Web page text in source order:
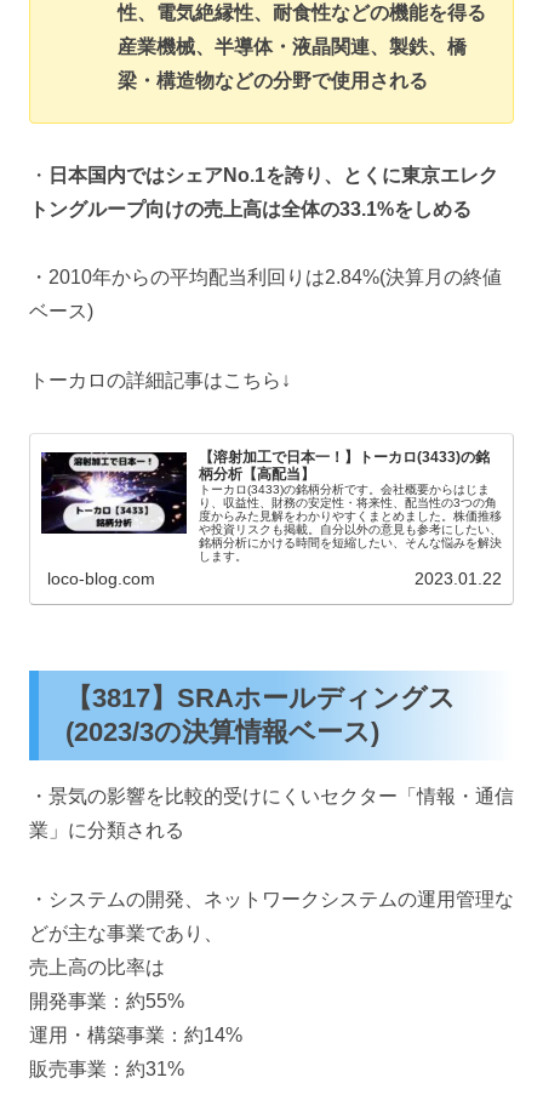
性、電気絶縁性、耐食性などの機能を得る
産業機械、半導体・液晶関連、製鉄、橋
梁・構造物などの分野で使用される
・ 日本国内ではシェアNo.1を誇り、とくに東京エレク
トングループ向けの売上高は全体の33.1%をしめる
・2010年からの平均配当利回りは2.84%(決算月の終値
ベース)
トーカロの詳細記事はこちら↓
【溶射加工で日本一！】トーカロ(3433)の銘
柄分析【高配当】
トーカロ(3433)の銘柄分析です。会社概要からはじま
り、収益性、財務の安定性・将来性、配当性の3つの角
度からみた見解をわかりやすくまとめました。株価推移
や投資リスクも掲載。自分以外の意見も参考にしたい、
銘柄分析にかける時間を短縮したい、そんな悩みを解決
します。
loco-blog.com 2023.01.22
【3817】SRAホールディングス
(2023/3の決算情報ベース)
・景気の影響を比較的受けにくいセクター「情報・通信
業」に分類される
・システムの開発、ネットワークシステムの運用管理な
どが主な事業であり、
売上高の比率は
開発事業：約55%
運用・構築事業：約14%
販売事業：約31%